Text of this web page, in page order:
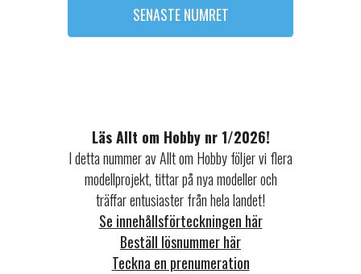
SENASTE NUMRET
Läs Allt om Hobby nr 1/2026!
I detta nummer av Allt om Hobby följer vi flera
modellprojekt, tittar på nya modeller och
träffar entusiaster från hela landet!
Se innehållsförteckningen här
Beställ lösnummer här
Teckna en prenumeration